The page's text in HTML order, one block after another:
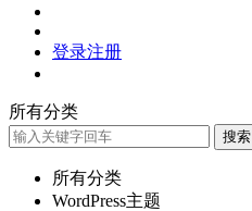
登录注册
所有分类
搜索
所有分类
WordPress主题